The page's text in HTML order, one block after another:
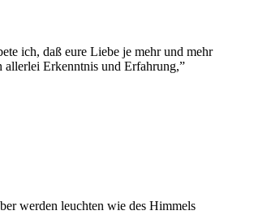
ich, daß eure Liebe je mehr und mehr
allerlei Erkenntnis und Erfahrung,”
werden leuchten wie des Himmels